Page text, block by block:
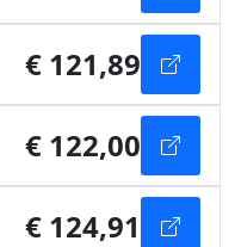
€ 121,89
€ 122,00
€ 124,91